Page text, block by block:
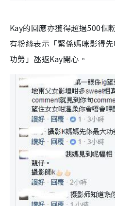
Kay的回應亦獲得超過500個
有粉絲表示「緊係媽咪影得
功勞」氹返Kay開心。